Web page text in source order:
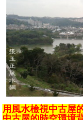
用風水檢視中古屋